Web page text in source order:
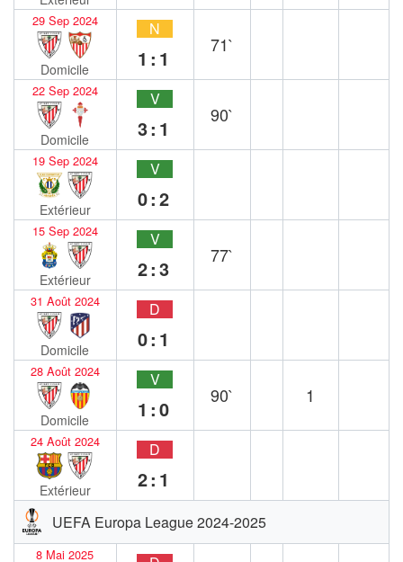
29 Sep 2024
Domicile
N
1:1
71`
22 Sep 2024
Domicile
V
3:1
90`
19 Sep 2024
Extérieur
V
0:2
15 Sep 2024
Extérieur
V
2:3
77`
31 Août 2024
Domicile
D
0:1
28 Août 2024
Domicile
V
1:0
90` 1
24 Août 2024
Extérieur
D
2:1
UEFA Europa League 2024-2025
8 Mai 2025